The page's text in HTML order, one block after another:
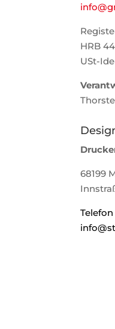
HRB
USt-
68199